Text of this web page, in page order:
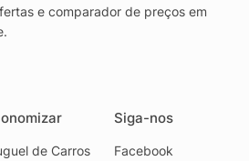
e comparador de preços em
de Carros
Siga-nos
Facebook